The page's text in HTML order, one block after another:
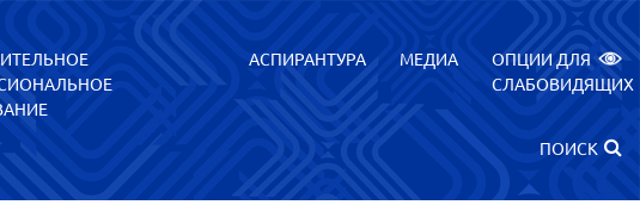
АСПИРАНТУРА МЕДИА
ОПЦИИ ДЛЯ
СЛАБОВИДЯЩИХ
ПОИСК